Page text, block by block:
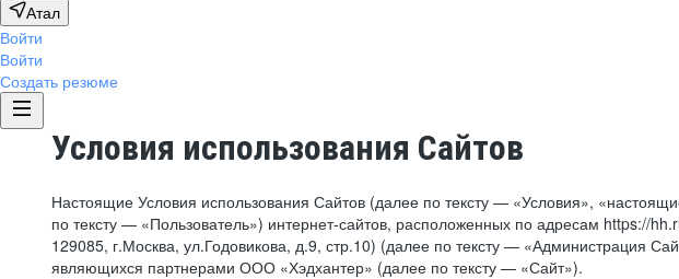
Атал
Войти
Войти
Создать резюме
Условия использования Сайтов
Настоящие Условия использования Сайтов (далее по тексту — «Условия»,
по тексту — «Пользователь») интернет-сайтов, расположенных по адресам
129085, г.Москва, ул.Годовикова, д.9, стр.10) (далее по тексту — «Администрация
являющихся партнерами ООО «Хэдхантер» (далее по тексту — «Сайт»).